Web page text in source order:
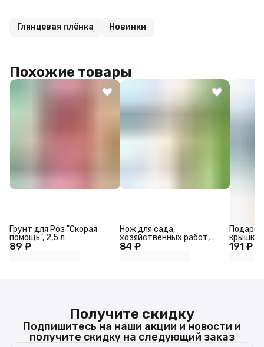
Глянцевая плёнка Новинки
Похожие товары
89 ₽
Грунт для Роз "Скорая
помощь", 2,5 л
84 ₽
Нож для сада,
хозяйственных работ,
для вскрытия стрейч-
191 ₽
Получите скидку
Подпишитесь на наши акции и новости и
получите скидку на следующий заказ